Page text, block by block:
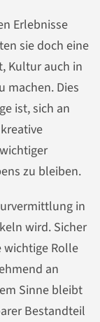
Erlebnisse
sie doch eine
Kultur auch in
machen. Dies
ist, sich an
zu bleiben.
in
wird. Sicher
wichtige Rolle
an
Sinne bleibt
Bestandteil